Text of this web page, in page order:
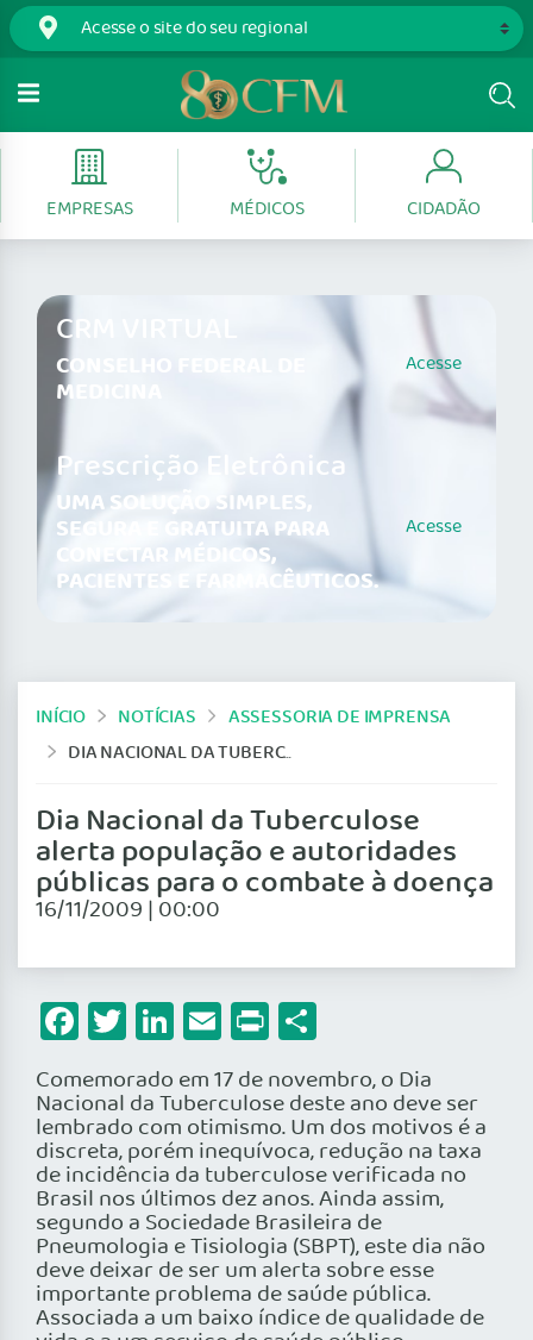
EMPRESAS MÉDICOS CIDADÃO
CRM VIRTUAL
CONSELHO FEDERAL DE
MEDICINA
Acesse
Prescrição Eletrônica
UMA SOLUÇÃO SIMPLES,
SEGURA E GRATUITA PARA
CONECTAR MÉDICOS,
PACIENTES E FARMACÊUTICOS.
Acesse
INÍCIO NOTÍCIAS
ASSESSORIA DE IMPRENSA
DIA NACIONAL DA TUBERCULOSE ALERTA POPULAÇÃO E AUTORIDADES PÚBLICAS PARA O COMBATE À DOENÇA
Dia Nacional da Tuberculose
alerta população e autoridades
públicas para o combate à doença
16/11/2009 | 00:00
Facebook
Twitter
LinkedIn
Email
Print
Comemorado em 17 de novembro, o Dia
Nacional da Tuberculose deste ano deve ser
lembrado com otimismo. Um dos motivos é a
discreta, porém inequívoca, redução na taxa
de incidência da tuberculose verificada no
Brasil nos últimos dez anos. Ainda assim,
segundo a Sociedade Brasileira de
Pneumologia e Tisiologia (SBPT), este dia não
deve deixar de ser um alerta sobre esse
importante problema de saúde pública.
Associada a um baixo índice de qualidade de